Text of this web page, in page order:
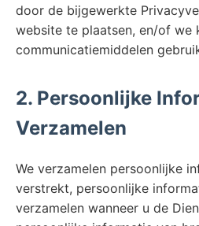
door de bijgewerkte
website te plaatsen, en/of we
communicatiemiddelen
2. Persoonlijke
Verzamelen
We verzamelen persoonlijke
verstrekt, persoonlijke
verzamelen wanneer u de